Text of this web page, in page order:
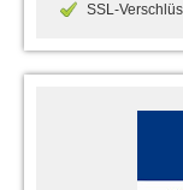
SSL-